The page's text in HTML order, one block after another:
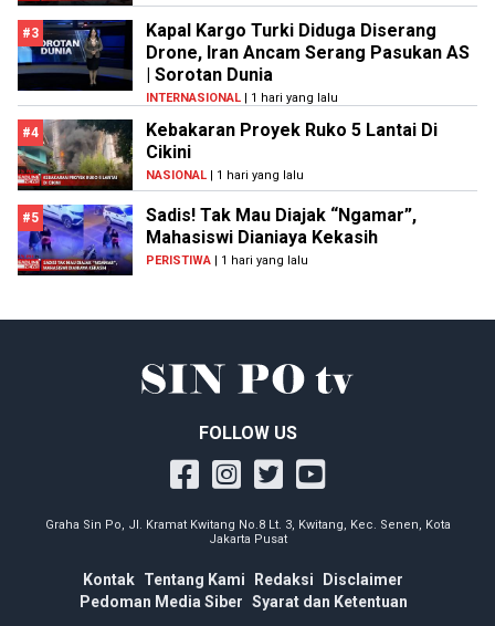
#3
Kapal Kargo Turki Diduga Diserang
Drone, Iran Ancam Serang Pasukan AS
| Sorotan Dunia
INTERNASIONAL | 1 hari yang lalu
#4
Kebakaran Proyek Ruko 5 Lantai Di
Cikini
NASIONAL | 1 hari yang lalu
#5
Sadis! Tak Mau Diajak “Ngamar”,
Mahasiswi Dianiaya Kekasih
PERISTIWA | 1 hari yang lalu
FOLLOW US
Graha Sin Po, Jl. Kramat Kwitang No.8 Lt. 3, Kwitang, Kec. Senen, Kota
Jakarta Pusat
Kontak Tentang Kami Redaksi
Disclaimer
Pedoman Media Siber Syarat dan Ketentuan